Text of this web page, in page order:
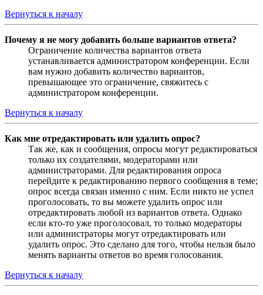
Вернуться к началу
Почему я не могу добавить больше вариантов ответа?
Ограничение количества вариантов ответа
устанавливается администратором конференции. Если
вам нужно добавить количество вариантов,
превышающее это ограничение, свяжитесь с
администратором конференции.
Вернуться к началу
Как мне отредактировать или удалить опрос?
Так же, как и сообщения, опросы могут редактироваться
только их создателями, модераторами или
администраторами. Для редактирования опроса
перейдите к редактированию первого сообщения в теме;
опрос всегда связан именно с ним. Если никто не успел
проголосовать, то вы можете удалить опрос или
отредактировать любой из вариантов ответа. Однако
если кто-то уже проголосовал, то только модераторы
или администраторы могут отредактировать или
удалить опрос. Это сделано для того, чтобы нельзя было
менять варианты ответов во время голосования.
Вернуться к началу